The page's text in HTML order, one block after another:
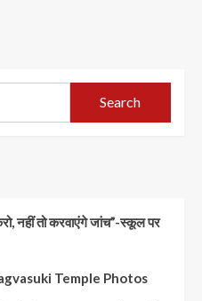
Search
नहीं तो करवाएंगे जांच”-स्कूल पर
Nagvasuki Temple Photos